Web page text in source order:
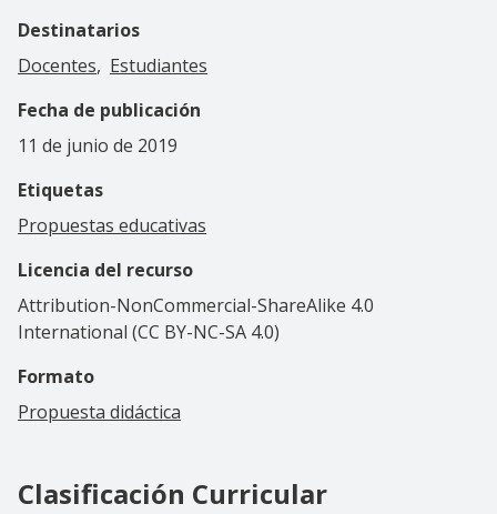
Destinatarios
Docentes
Estudiantes
Fecha de publicación
11 de junio de 2019
Etiquetas
Propuestas educativas
Licencia del recurso
Attribution-NonCommercial-ShareAlike 4.0
International (CC BY-NC-SA 4.0)
Formato
Propuesta didáctica
Clasificación Curricular